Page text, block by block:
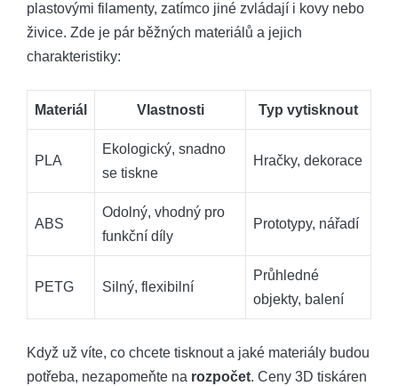
plastovými filamenty, zatímco jiné zvládají i kovy nebo
živice. Zde je pár běžných materiálů a jejich
charakteristiky:
Materiál Vlastnosti Typ vytisknout
PLA
Ekologický, snadno
se tiskne
Hračky, dekorace
ABS
Odolný, vhodný pro
funkční díly
Prototypy, nářadí
PETG Silný, flexibilní
Průhledné
objekty, balení
Když už víte, co chcete tisknout a jaké materiály budou
potřeba, nezapomeňte na rozpočet. Ceny 3D tiskáren